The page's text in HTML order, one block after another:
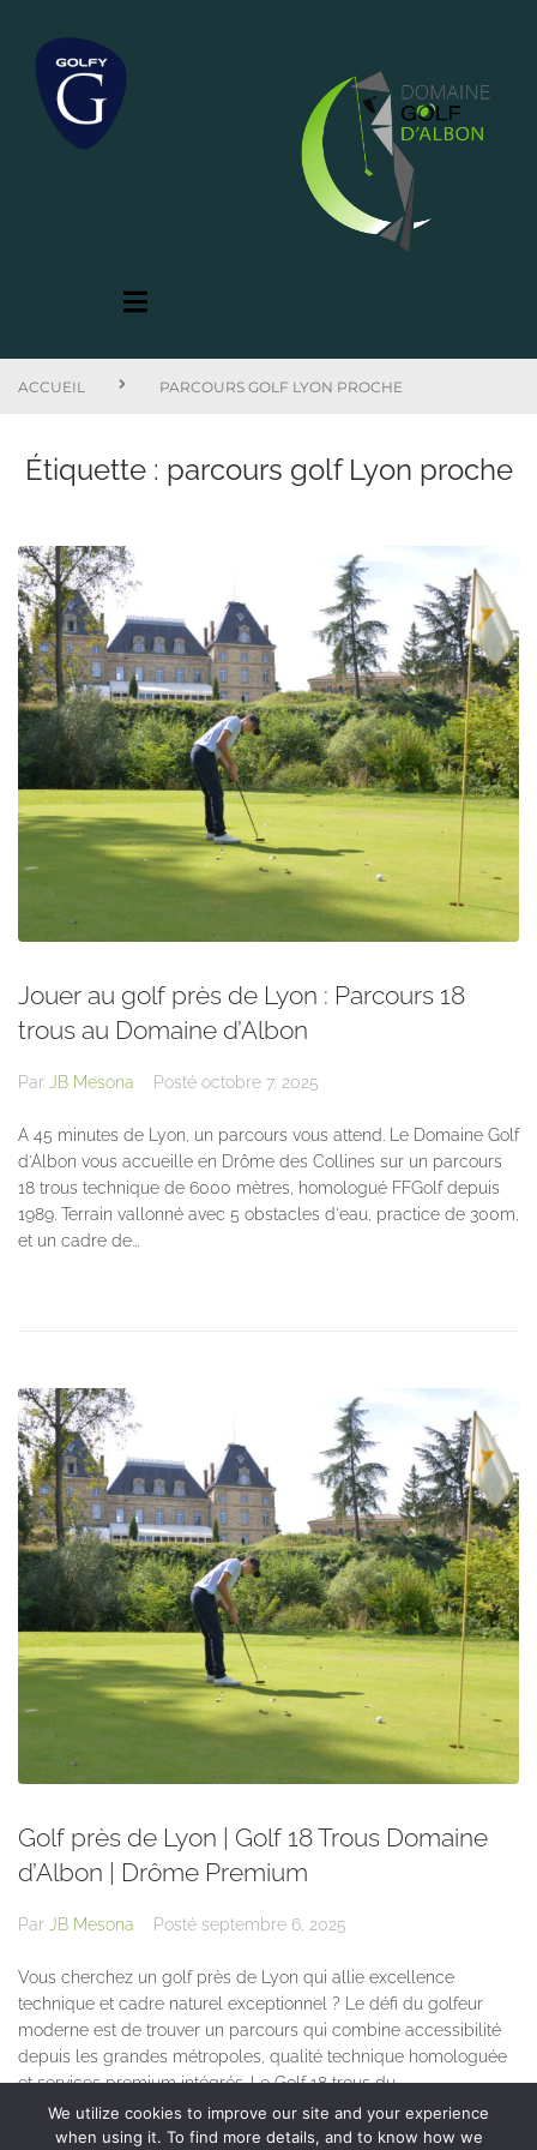
ACCUEIL PARCOURS GOLF LYON PROCHE
Étiquette : parcours golf Lyon proche
Jouer au golf près de Lyon : Parcours 18
trous au Domaine d’Albon
Par JB Mesona Posté octobre 7, 2025
A 45 minutes de Lyon, un parcours vous attend. Le Domaine Golf
d'Albon vous accueille en Drôme des Collines sur un parcours
18 trous technique de 6000 mètres, homologué FFGolf depuis
1989. Terrain vallonné avec 5 obstacles d'eau, practice de 300m,
et un cadre de...
Golf près de Lyon | Golf 18 Trous Domaine
d’Albon | Drôme Premium
Par JB Mesona Posté septembre 6, 2025
Vous cherchez un golf près de Lyon qui allie excellence
technique et cadre naturel exceptionnel ? Le défi du golfeur
moderne est de trouver un parcours qui combine accessibilité
depuis les grandes métropoles, qualité technique homologuée
et services premium intégrés. Le Golf 18 trous du...
We utilize cookies to improve our site and your experience
when using it. To find more details, and to know how we